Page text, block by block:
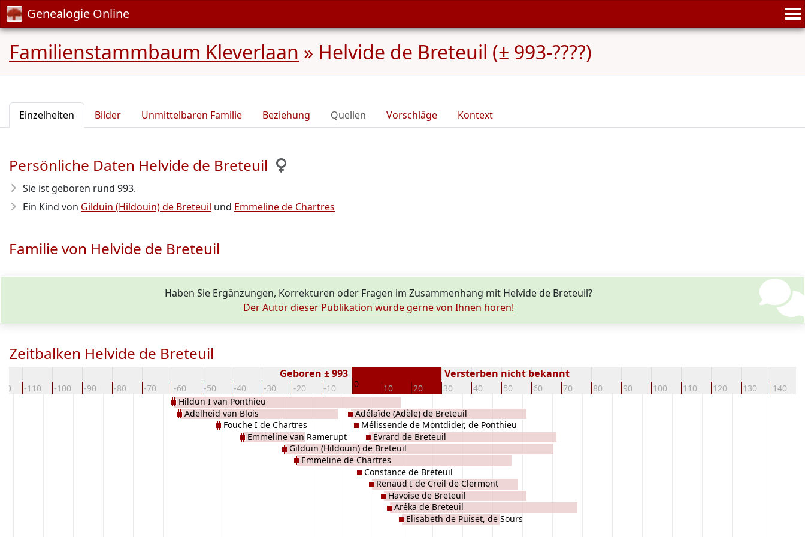
Genealogie Online
Familienstammbaum Kleverlaan » Helvide de Breteuil (± 993-????)
Einzelheiten Bilder Unmittelbaren Familie Beziehung Quellen Vorschläge Kontext
Persönliche Daten Helvide de Breteuil
Sie ist geboren rund 993.
Ein Kind von Gilduin (Hildouin) de Breteuil und Emmeline de Chartres
Familie von Helvide de Breteuil
Haben Sie Ergänzungen, Korrekturen oder Fragen im Zusammenhang mit Helvide de Breteuil?
Der Autor dieser Publikation würde gerne von Ihnen hören!
Zeitbalken Helvide de Breteuil
-110 -100 -90 -80 -70 -60 -50 -40 -30 -20 -10 0 10 20 30 40 50 60 70 80 90 100 110 120 130 140
Geboren ± 993 Versterben nicht bekannt
Hildun I van Ponthieu
Adelheid van Blois
Fouche I de Chartres
Emmeline van Ramerupt
Gilduin (Hildouin) de Breteuil
Emmeline de Chartres
Adélaïde (Adèle) de Breteuil
Mélissende de Montdider, de Ponthieu
Constance de Breteuil
Evrard de Breteuil
Renaud I de Creil de Clermont
Havoise de Breteuil
Aréka de Breteuil
Elisabeth de Puiset, de Sours